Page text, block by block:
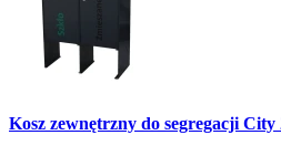
Kosz zewnętrzny do segregacji City